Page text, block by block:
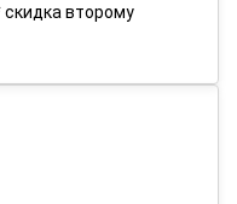
второму